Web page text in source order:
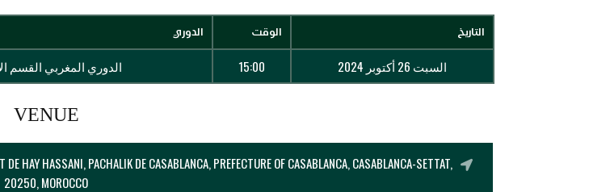
التاريخ الوقت الدوري
السبت 26 أكتوبر 2024 15:00 الدوري المغربي القسم
VENUE
HAY HASSANI, PACHALIK DE CASABLANCA, PREFECTURE OF CASABLANCA, CASABLANCA-SETTAT,
20250, MOROCCO